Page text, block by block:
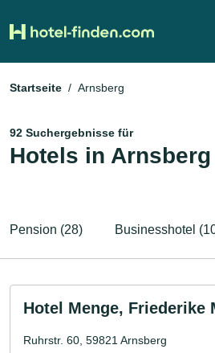
Startseite Arnsberg
92 Suchergebnisse für
Hotels in Arnsberg
Pension (28) Businesshotel
Hotel Menge, Friederike
Ruhrstr. 60, 59821 Arnsberg